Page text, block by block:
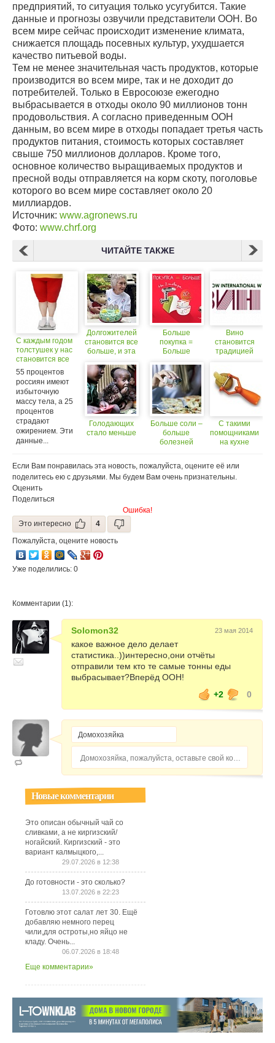
предприятий, то ситуация только усугубится. Такие
данные и прогнозы озвучили представители ООН. Во
всем мире сейчас происходит изменение климата,
снижается площадь посевных культур, ухудшается
качество питьевой воды.
Тем не менее значительная часть продуктов, которые
производится во всем мире, так и не доходит до
потребителей. Только в Евросоюзе ежегодно
выбрасывается в отходы около 90 миллионов тонн
продовольствия. А согласно приведенным ООН
данным, во всем мире в отходы попадает третья часть
продуктов питания, стоимость которых составляет
свыше 750 миллионов долларов. Кроме того,
основное количество выращиваемых продуктов и
пресной воды отправляется на корм скоту, поголовье
которого во всем мире составляет около 20
миллиардов.
Источник: www.agronews.ru
Фото: www.chrf.org
ЧИТАЙТЕ ТАКЖЕ
С каждым годом
толстушек у нас
становится все
больше
55 процентов
россиян имеют
избыточную
массу тела, а 25
процентов
страдают
ожирением. Эти
данные...
Долгожителей
становится все
больше, и эта
сохранится в
будущем
Голодающих
стало меньше
Больше
покупка =
Больше
Больше соли –
больше
болезней
Вино
становится
традицией
С такими
помощниками
на кухне
Если Вам понравилась эта новость, пожалуйста, оцените её или
поделитесь ею с друзьями. Мы будем Вам очень признательны.
Оценить
Поделиться
Ошибка!
Это интересно
4
Пожалуйста, оцените новость
Уже поделились: 0
Комментарии (1):
Solomon32 23 мая 2014
какое важное дело делает
статистика..))интересно,они отчёты
отправили тем кто те самые тонны еды
выбрасывает?Вперёд ООН!
+2
0
Домохозяйка, пожалуйста, оставьте свой комментарий...
Новые комментарии
Это описан обычный чай со
сливками, а не киргизский/
ногайский. Киргизский - это
вариант калмыцкого,...
29.07.2026 в 12:38
До готовности - это сколько?
13.07.2026 в 22:23
Готовлю этот салат лет 30. Ещё
добавляю немного перец
чили,для остроты,но яйцо не
кладу. Очень...
06.07.2026 в 18:48
Еще комментарии»